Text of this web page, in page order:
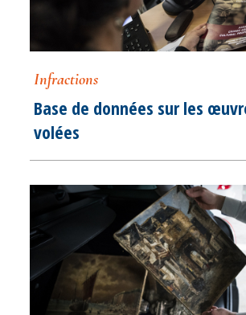
Infractions
Base de données sur les
volées